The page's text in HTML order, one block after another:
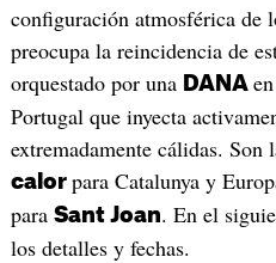
configuración atmosférica de
preocupa la reincidencia de
orquestado por una DANA
Portugal que inyecta
extremadamente cálidas. Son
calor para Catalunya y
para Sant Joan. En el
los detalles y fechas.